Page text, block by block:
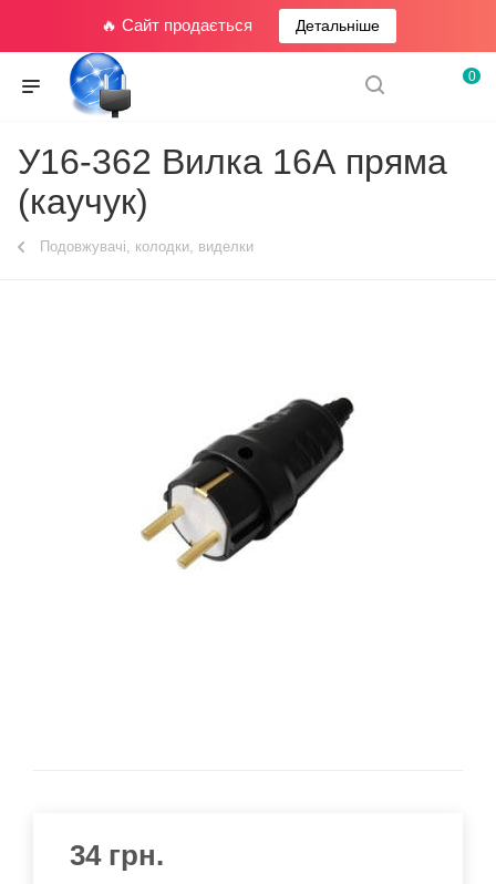
🔥 Сайт продається Детальніше
0
У16-362 Вилка 16А пряма
(каучук)
Подовжувачі, колодки, виделки
34грн.